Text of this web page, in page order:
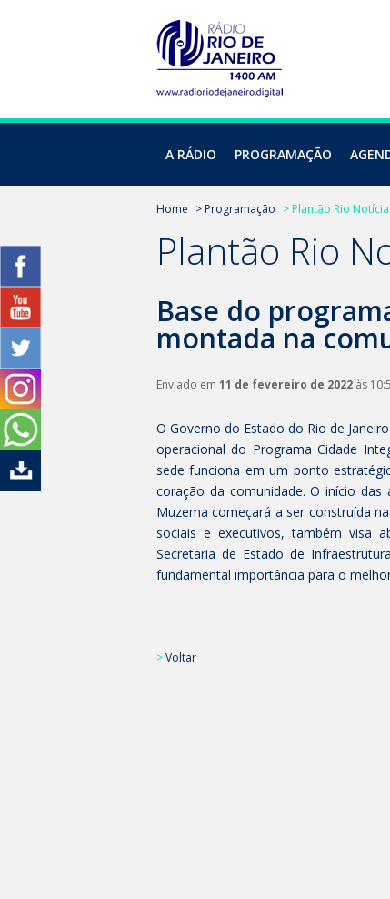
A RÁDIO PROGRAMAÇÃO
Home > Programação > Plantão Rio
Plantão Rio
Base do
montada na
Enviado em 11 de fevereiro de 2022 às
O Governo do Estado do Rio de
operacional do Programa Cidade
sede funciona em um ponto
coração da comunidade. O início das
Muzema começará a ser construída
sociais e executivos, também visa
Secretaria de Estado de
fundamental importância para o
>Voltar